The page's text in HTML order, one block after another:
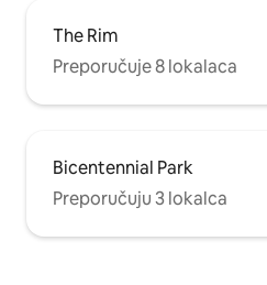
The Rim
Preporučuje 8 lokalaca
Bicentennial Park
Preporučuju 3 lokalca